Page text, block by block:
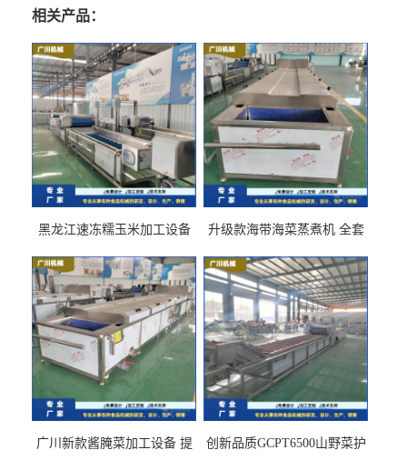
相关产品：
黑龙江速冻糯玉米加工设备
升级款海带海菜蒸煮机 全套
到家
广川新款酱腌菜加工设备 提
创新品质GCPT6500山野菜护